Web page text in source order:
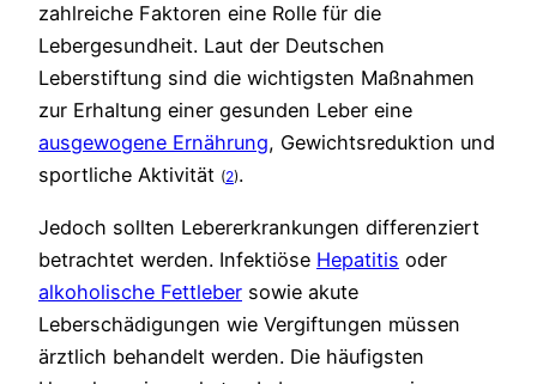
zahlreiche Faktoren eine Rolle für die
Lebergesundheit. Laut der Deutschen
Leberstiftung sind die wichtigsten Maßnahmen
zur Erhaltung einer gesunden Leber eine
ausgewogene Ernährung, Gewichtsreduktion und
sportliche Aktivität (2).
Jedoch sollten Lebererkrankungen differenziert
betrachtet werden. Infektiöse Hepatitis oder
alkoholische Fettleber sowie akute
Leberschädigungen wie Vergiftungen müssen
ärztlich behandelt werden. Die häufigsten